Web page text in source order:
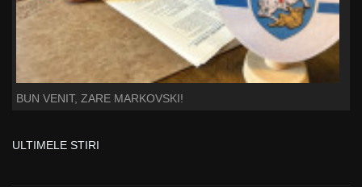
BUN VENIT, ZARE MARKOVSKI!
ULTIMELE STIRI